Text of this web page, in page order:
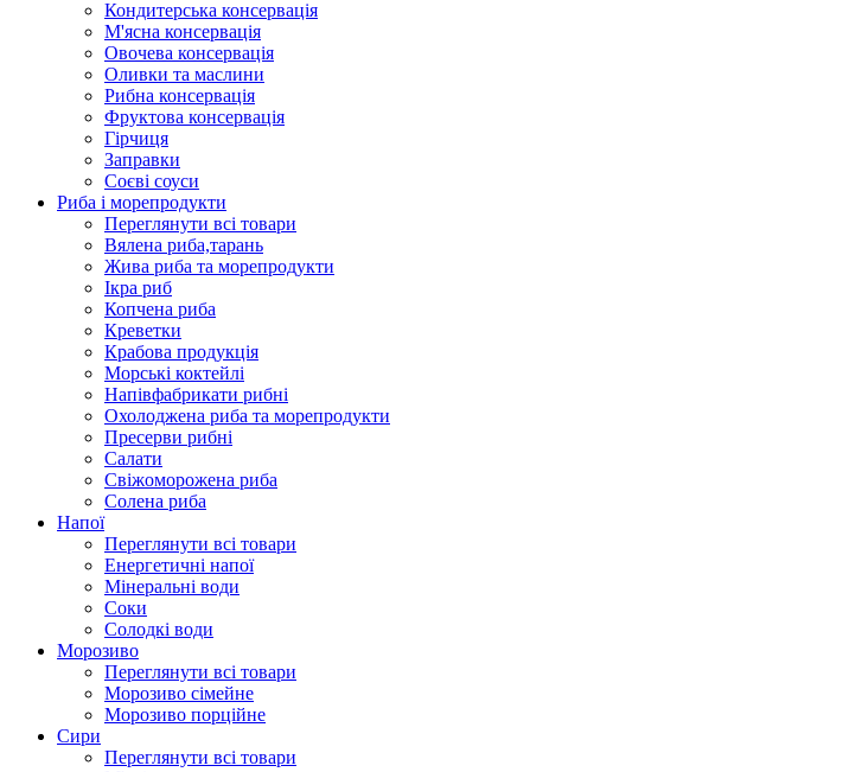
Кондитерська консервація
М'ясна консервація
Овочева консервація
Оливки та маслини
Рибна консервація
Фруктова консервація
Гірчиця
Заправки
Соєві соуси
Риба і морепродукти
Переглянути всі товари
Вялена риба,тарань
Жива риба та морепродукти
Ікра риб
Копчена риба
Крeветки
Крабова продукція
Морські коктейлi
Напівфабрикати рибні
Охолоджена риба та морепродукти
Пресерви рибні
Сaлати
Свіжоморожена риба
Солена риба
Напої
Переглянути всі товари
Енергетичні напої
Мінеральні води
Соки
Солодкі води
Морозиво
Переглянути всі товари
Морозиво сімейне
Морозиво порційне
Сири
Переглянути всі товари